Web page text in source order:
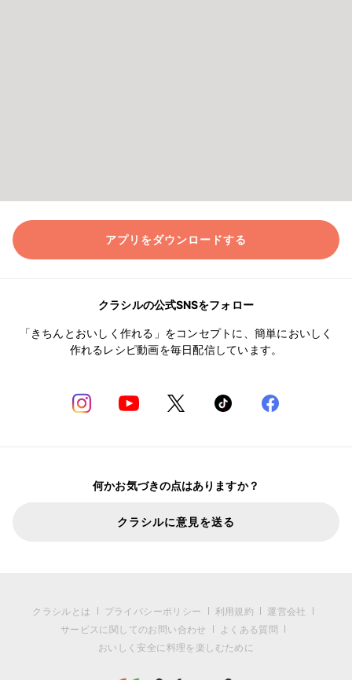
アプリをダウンロードする
クラシルの公式SNSをフォロー
「きちんとおいしく作れる」をコンセプトに、簡単においしく
作れるレシピ動画を毎日配信しています。
何かお気づきの点はありますか？
クラシルに意見を送る
クラシルとは プライバシーポリシー 利用規約
運営会社
サービスに関してのお問い合わせ
よくある質問
おいしく安全に料理を楽しむために